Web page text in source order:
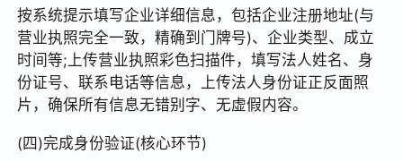
按系统提示填写企业详细信息，包括企业注册地址(与
营业执照完全一致，精确到门牌号)、企业类型、成立
时间等;上传营业执照彩色扫描件，填写法人姓名、身
份证号、联系电话等信息，上传法人身份证正反面照
片，确保所有信息无错别字、无虚假内容。
(四)完成身份验证(核心环节)